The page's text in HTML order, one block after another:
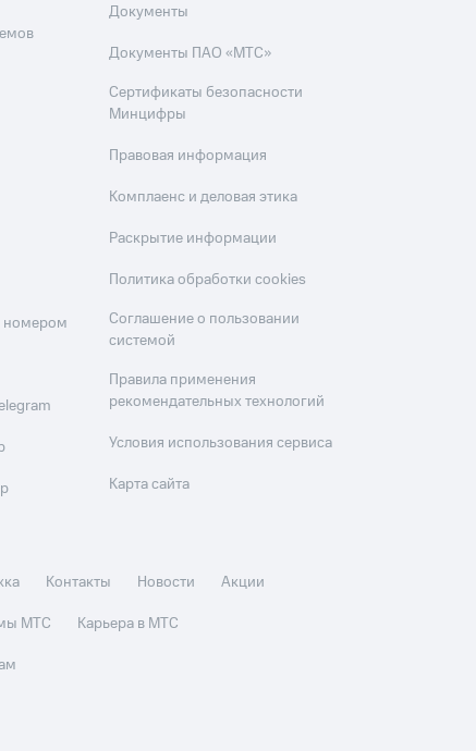
номером
Документы
Документы ПАО «МТС»
Сертификаты безопасности
Минцифры
Правовая информация
Комплаенс и деловая этика
Раскрытие информации
Политика обработки cookies
Соглашение о пользовании
системой
Правила применения
рекомендательных технологий
Условия использования сервиса
Карта сайта
Контакты Новости
Акции
МТС
Карьера в МТС